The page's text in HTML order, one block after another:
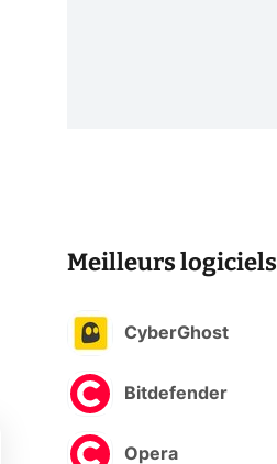
Meilleurs logiciels
CyberGhost
Bitdefender
Opera